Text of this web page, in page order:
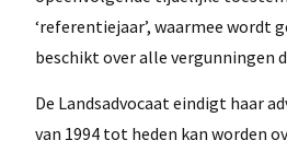
‘referentiejaar’, waarmee wordt
beschikt over alle vergunningen
De Landsadvocaat eindigt haar
van 1994 tot heden kan worden